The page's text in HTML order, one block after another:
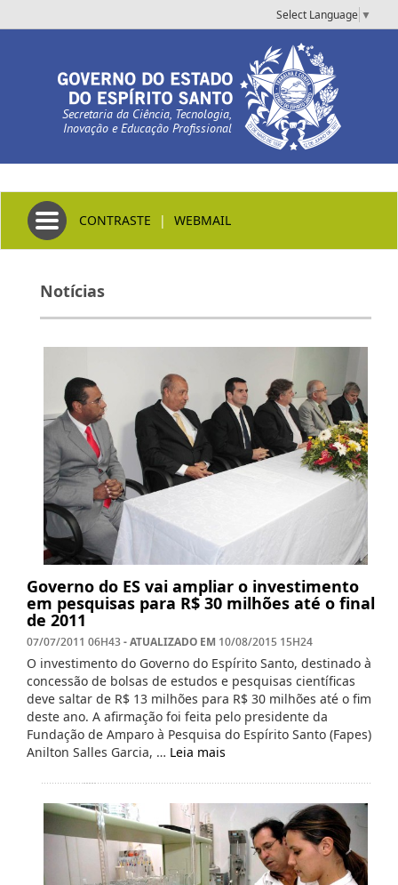
Select Language ▼
Secretaria da Ciência, Tecnologia,
Inovação e Educação Profissional
Toggle navigation
CONTRASTE | WEBMAIL
Notícias
Governo do ES vai ampliar o investimento
em pesquisas para R$ 30 milhões até o final
de 2011
07/07/2011 06H43- ATUALIZADO EM 10/08/2015 15H24
O investimento do Governo do Espírito Santo, destinado à
concessão de bolsas de estudos e pesquisas científicas
deve saltar de R$ 13 milhões para R$ 30 milhões até o fim
deste ano. A afirmação foi feita pelo presidente da
Fundação de Amparo à Pesquisa do Espírito Santo (Fapes)
Anilton Salles Garcia, … Leia mais